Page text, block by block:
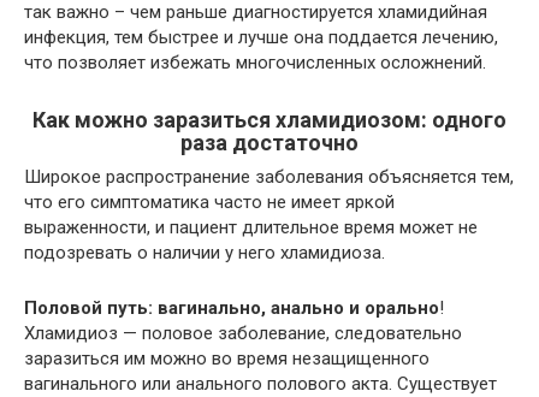
так важно – чем раньше диагностируется хламидийная
инфекция, тем быстрее и лучше она поддается лечению,
что позволяет избежать многочисленных осложнений.
Как можно заразиться хламидиозом: одного
раза достаточно
Широкое распространение заболевания объясняется тем,
что его симптоматика часто не имеет яркой
выраженности, и пациент длительное время может не
подозревать о наличии у него хламидиоза.
Половой путь: вагинально, анально и орально!
Хламидиоз — половое заболевание, следовательно
заразиться им можно во время незащищенного
вагинального или анального полового акта. Существует